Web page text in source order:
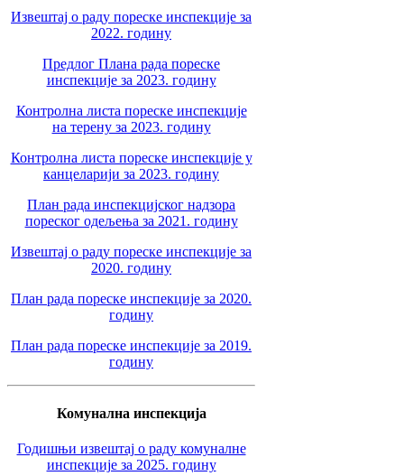
Извештај о раду пореске инспекције за
2022. годину
Предлог Плана рада пореске
инспекције за 2023. годину
Контролна листа пореске инспекције
на терену за 2023. годину
Контролна листа пореске инспекције у
канцеларији за 2023. годину
План рада инспекцијског надзора
пореског одељења за 2021. годину
Извештај о раду пореске инспекције за
2020. годину
План рада пореске инспекције за 2020.
годину
План рада пореске инспекције за 2019.
годину
Комунална инспекција
Годишњи извештај о раду комуналне
инспекције за 2025. годину